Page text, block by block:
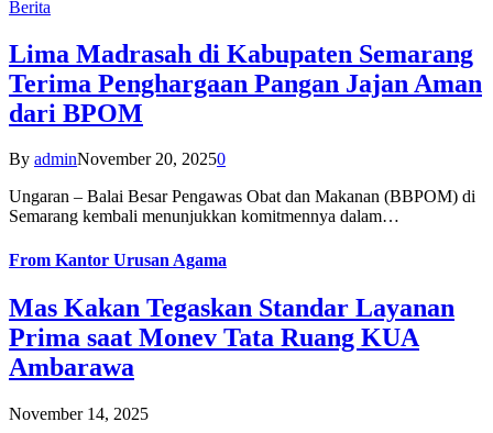
Berita
Lima Madrasah di Kabupaten Semarang
Terima Penghargaan Pangan Jajan Aman
dari BPOM
By adminNovember 20, 20250
Ungaran – Balai Besar Pengawas Obat dan Makanan (BBPOM) di
Semarang kembali menunjukkan komitmennya dalam…
From Kantor Urusan Agama
Mas Kakan Tegaskan Standar Layanan
Prima saat Monev Tata Ruang KUA
Ambarawa
November 14, 2025